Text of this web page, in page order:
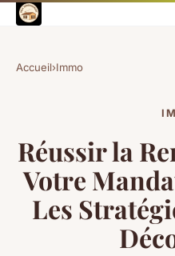
Accueil›Immo
Réussir la
Votre
Les